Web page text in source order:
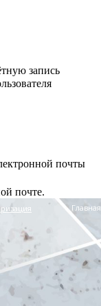
запись
почты
почте.
Главная